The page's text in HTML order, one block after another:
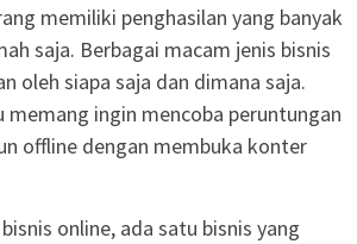
memiliki penghasilan yang banyak
saja. Berbagai macam jenis bisnis
oleh siapa saja dan dimana saja.
memang ingin mencoba peruntungan
offline dengan membuka konter
online, ada satu bisnis yang